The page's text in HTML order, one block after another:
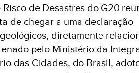
de Desastres do G20
de chegar a uma declaração
diretamente
pelo Ministério da
das Cidades, do Brasil,